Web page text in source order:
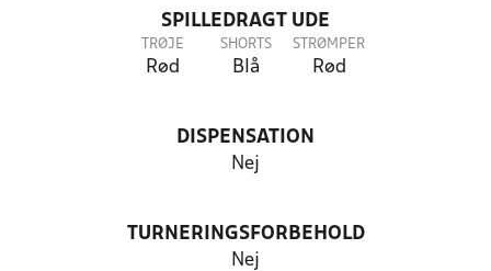
SPILLEDRAGT UDE
TRØJE
Rød
SHORTS
Blå
STRØMPER
Rød
DISPENSATION
Nej
TURNERINGSFORBEHOLD
Nej